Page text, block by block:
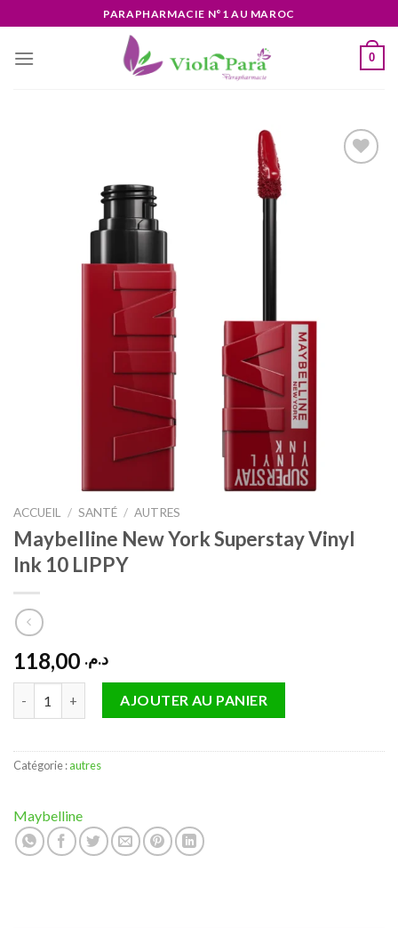
to
content
PARAPHARMACIE N°1 AU MAROC
0
ACCUEIL / SANTÉ / AUTRES
Maybelline New York Superstay Vinyl
Ink 10 LIPPY
د.م.
quantité de Maybelline New York Superstay Vinyl Ink 10 LIPPY
AJOUTER AU PANIER
Catégorie :autres
Maybelline